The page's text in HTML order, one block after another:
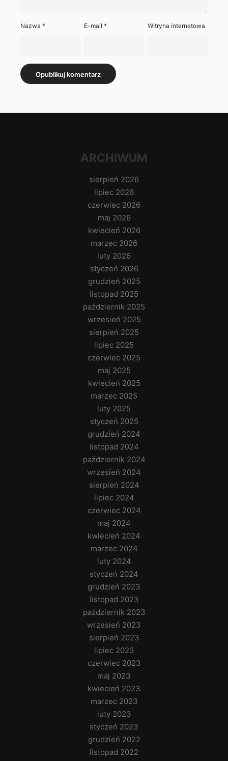
Nazwa * E-mail* Witryna internetowa
ARCHIWUM
sierpień 2026
lipiec 2026
czerwiec 2026
maj 2026
kwiecień 2026
marzec 2026
luty 2026
styczeń 2026
grudzień 2025
listopad 2025
październik 2025
wrzesień 2025
sierpień 2025
lipiec 2025
czerwiec 2025
maj 2025
kwiecień 2025
marzec 2025
luty 2025
styczeń 2025
grudzień 2024
listopad 2024
październik 2024
wrzesień 2024
sierpień 2024
lipiec 2024
czerwiec 2024
maj 2024
kwiecień 2024
marzec 2024
luty 2024
styczeń 2024
grudzień 2023
listopad 2023
październik 2023
wrzesień 2023
sierpień 2023
lipiec 2023
czerwiec 2023
maj 2023
kwiecień 2023
marzec 2023
luty 2023
styczeń 2023
grudzień 2022
listopad 2022